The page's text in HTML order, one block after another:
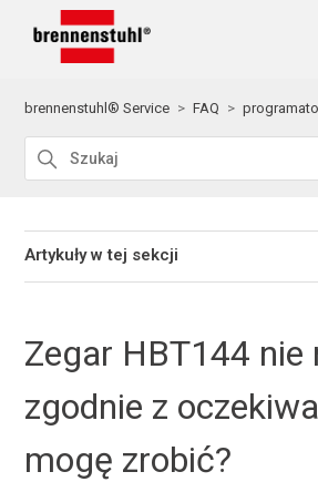
brennenstuhl® Service FAQ
Artykuły w tej sekcji
Zegar HBT144 nie
zgodnie z
mogę zrobić?